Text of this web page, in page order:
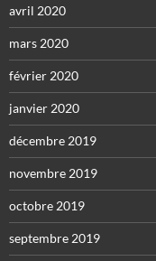
avril 2020
mars 2020
février 2020
janvier 2020
décembre 2019
novembre 2019
octobre 2019
septembre 2019